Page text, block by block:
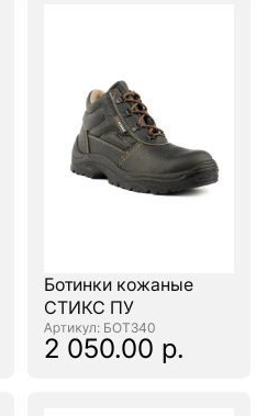
Ботинки кожаные
СТИКС ПУ
: БОТ340
2 050.00 р.